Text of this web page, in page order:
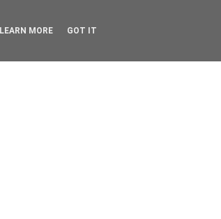
LEARN MORE GOT IT